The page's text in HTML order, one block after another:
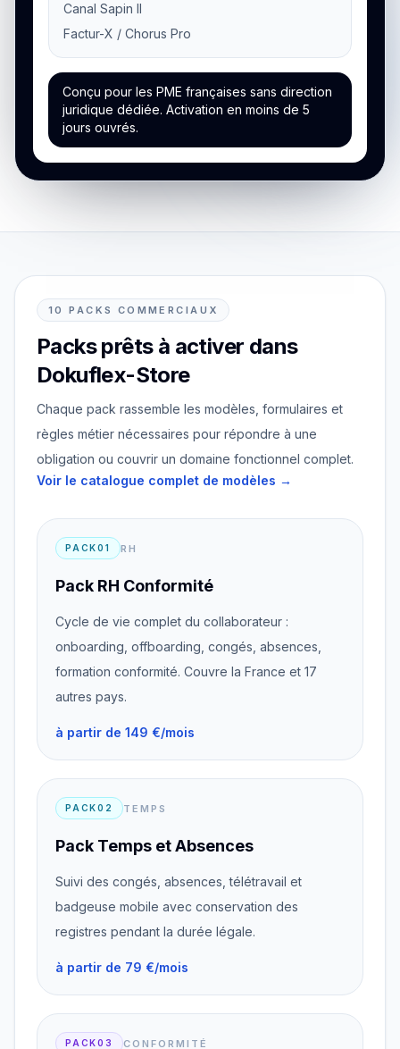
Canal Sapin II
Factur-X / Chorus Pro
Conçu pour les PME françaises sans direction
juridique dédiée. Activation en moins de 5
jours ouvrés.
10 PACKS COMMERCIAUX
Packs prêts à activer dans
Dokuflex-Store
Chaque pack rassemble les modèles, formulaires et
règles métier nécessaires pour répondre à une
obligation ou couvrir un domaine fonctionnel complet.
Voir le catalogue complet de modèles →
PACK01 RH
Pack RH Conformité
Cycle de vie complet du collaborateur :
onboarding, offboarding, congés, absences,
formation conformité. Couvre la France et 17
autres pays.
à partir de 149 €/mois
PACK02 TEMPS
Pack Temps et Absences
Suivi des congés, absences, télétravail et
badgeuse mobile avec conservation des
registres pendant la durée légale.
à partir de 79 €/mois
PACK03 CONFORMITÉ